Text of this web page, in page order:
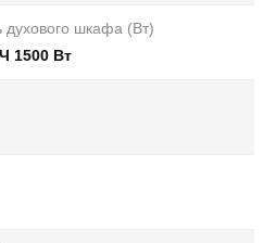
шкафа (Вт)
1500 Вт